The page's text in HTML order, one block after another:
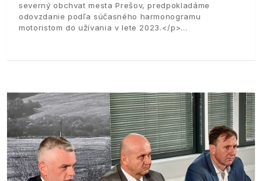
severný obchvat mesta Prešov, predpokladáme
odovzdanie podľa súčasného harmonogramu
motoristom do užívania v lete 2023.</p>